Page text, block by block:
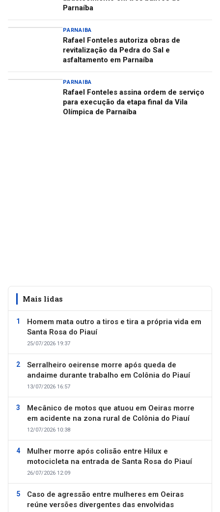
Parnaíba
PARNAIBA
Rafael Fonteles autoriza obras de
revitalização da Pedra do Sal e
asfaltamento em Parnaíba
PARNAIBA
Rafael Fonteles assina ordem de serviço
para execução da etapa final da Vila
Olímpica de Parnaíba
Mais lidas
Homem mata outro a tiros e tira a própria vida em
Santa Rosa do Piauí
25/07/2026 19:37
Serralheiro oeirense morre após queda de
andaime durante trabalho em Colônia do Piauí
13/07/2026 16:57
Mecânico de motos que atuou em Oeiras morre
em acidente na zona rural de Colônia do Piauí
12/07/2026 10:38
Mulher morre após colisão entre Hilux e
motocicleta na entrada de Santa Rosa do Piauí
26/07/2026 12:09
Caso de agressão entre mulheres em Oeiras
reúne versões divergentes das envolvidas